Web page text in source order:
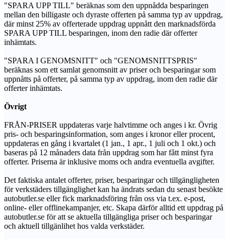
"SPARA UPP TILL" beräknas som den uppnådda besparingen
mellan den billigaste och dyraste offerten på samma typ av uppdrag,
där minst 25% av offerterade uppdrag uppnått den marknadsförda
SPARA UPP TILL besparingen, inom den radie där offerter
inhämtats.
"SPARA I GENOMSNITT" och "GENOMSNITTSPRIS"
beräknas som ett samlat genomsnitt av priser och besparingar som
uppnåtts på offerter, på samma typ av uppdrag, inom den radie där
offerter inhämtats.
Övrigt
FRÅN-PRISER uppdateras varje halvtimme och anges i kr. Övrig
pris- och besparingsinformation, som anges i kronor eller procent,
uppdateras en gång i kvartalet (1 jan., 1 apr., 1 juli och 1 okt.) och
baseras på 12 månaders data från uppdrag som har fått minst fyra
offerter. Priserna är inklusive moms och andra eventuella avgifter.
Det faktiska antalet offerter, priser, besparingar och tillgängligheten
för verkstäders tillgänglighet kan ha ändrats sedan du senast besökte
autobutler.se eller fick marknadsföring från oss via t.ex. e-post,
online- eller offlinekampanjer, etc. Skapa därför alltid ett uppdrag på
autobutler.se för att se aktuella tillgängliga priser och besparingar
och aktuell tillgänlihet hos valda verkstäder.